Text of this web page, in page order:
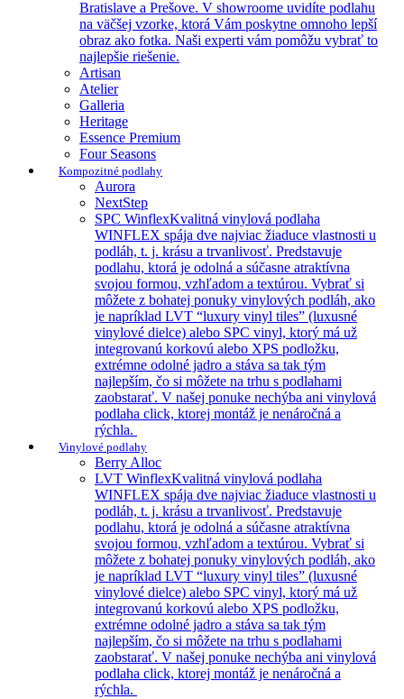
Bratislave a Prešove. V showroome uvidíte podlahu
na väčšej vzorke, ktorá Vám poskytne omnoho lepší
obraz ako fotka. Naši experti vám pomôžu vybrať to
najlepšie riešenie.
Artisan
Atelier
Galleria
Heritage
Essence Premium
Four Seasons
Kompozitné podlahy
Aurora
NextStep
SPC WinflexKvalitná vinylová podlaha
WINFLEX spája dve najviac žiaduce vlastnosti u
podláh, t. j. krásu a trvanlivosť. Predstavuje
podlahu, ktorá je odolná a súčasne atraktívna
svojou formou, vzhľadom a textúrou. Vybrať si
môžete z bohatej ponuky vinylových podláh, ako
je napríklad LVT “luxury vinyl tiles” (luxusné
vinylové dielce) alebo SPC vinyl, ktorý má už
integrovanú korkovú alebo XPS podložku,
extrémne odolné jadro a stáva sa tak tým
najlepším, čo si môžete na trhu s podlahami
zaobstarať. V našej ponuke nechýba ani vinylová
podlaha click, ktorej montáž je nenáročná a
rýchla.
Vinylové podlahy
Berry Alloc
LVT WinflexKvalitná vinylová podlaha
WINFLEX spája dve najviac žiaduce vlastnosti u
podláh, t. j. krásu a trvanlivosť. Predstavuje
podlahu, ktorá je odolná a súčasne atraktívna
svojou formou, vzhľadom a textúrou. Vybrať si
môžete z bohatej ponuky vinylových podláh, ako
je napríklad LVT “luxury vinyl tiles” (luxusné
vinylové dielce) alebo SPC vinyl, ktorý má už
integrovanú korkovú alebo XPS podložku,
extrémne odolné jadro a stáva sa tak tým
najlepším, čo si môžete na trhu s podlahami
zaobstarať. V našej ponuke nechýba ani vinylová
podlaha click, ktorej montáž je nenáročná a
rýchla.